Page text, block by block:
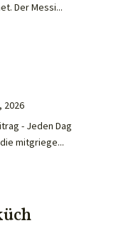
Der Messi...
2026
- Jeden Dag
mitgriege...